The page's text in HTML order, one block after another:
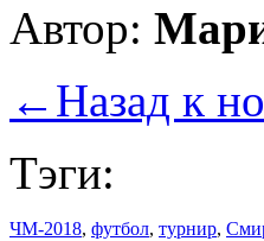
Автор:
← Назад к
Тэги:
ЧМ-2018, футбол, турнир,